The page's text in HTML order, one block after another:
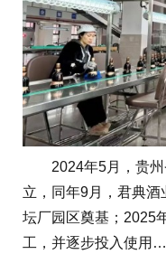
2024年5月，贵州
立，同年9月，君典
坛厂园区奠基；2025
工，并逐步投入使用